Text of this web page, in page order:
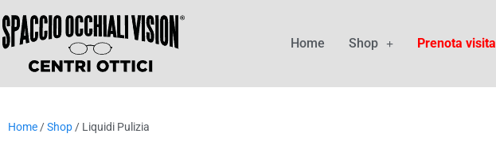
Home Shop Prenota visita
Home /Shop / Liquidi Pulizia